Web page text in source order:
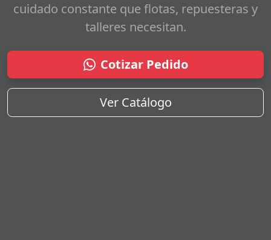
cuidado constante que flotas, repuesteras y
talleres necesitan.
Cotizar Pedido
Ver Catálogo